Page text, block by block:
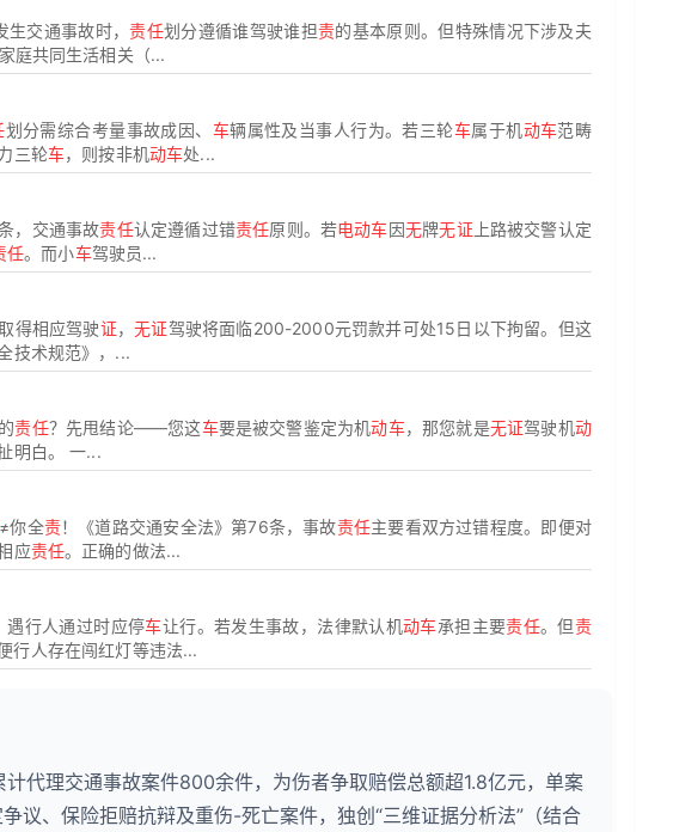
生交通事故时，责任划分遵循谁驾驶谁担责的基本原则。但特殊情况下涉及夫
庭共同生活相关（...
划分需综合考量事故成因、 车辆属性及当事人行为。若三轮车属于机动车范畴
三轮车，则按非机动车处...
，交通事故责任认定遵循过错责任原则。若电动车因无牌无证上路被交警认定
任。而小车驾驶员...
得相应驾驶证，无证驾驶将面临200-2000元罚款并可处15日以下拘留。但这
技术规范》，...
责任？先甩结论——您这车要是被交警鉴定为机动车，那您就是无证驾驶机动
明白。 一...
≠你全责！《道路交通安全法》第76条，事故责任主要看双方过错程度。即便对
应责任。正确的做法...
遇行人通过时应停车让行。若发生事故，法律默认机动车承担主要责任。但责
行人存在闯红灯等违法...
代理交通事故案件800余件，为伤者争取赔偿总额超1.8亿元，单案
议、保险拒赔抗辩及重伤-死亡案件，独创“三维证据分析法”（结合